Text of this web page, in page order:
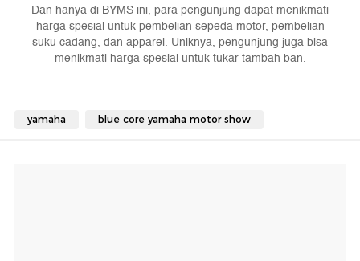
Dan hanya di BYMS ini, para pengunjung dapat menikmati
harga spesial untuk pembelian sepeda motor, pembelian
suku cadang, dan apparel. Uniknya, pengunjung juga bisa
menikmati harga spesial untuk tukar tambah ban.
yamaha blue core yamaha motor show